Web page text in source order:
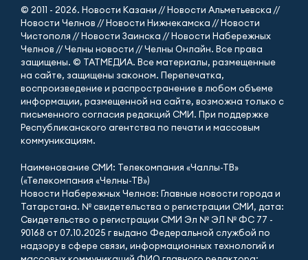
© 2011 - 2026. Новости Казани // Новости Альметьевска //
Новости Челнов // Новости Нижнекамска // Новости
Чистополя // Новости Заинска // Новости Набережных
Челнов // Челны новости // Челны Онлайн. Все права
защищены. © ТАТМЕДИА. Все материалы, размещенные
на сайте, защищены законом. Перепечатка,
воспроизведение и распространение в любом объеме
информации, размещенной на сайте, возможна только с
письменного согласия редакций СМИ. При поддержке
Республиканского агентства по печати и массовым
коммуникациям.
Наименование СМИ: Телекомпания «Чаллы-ТВ»
(«Телекомпания «Челны-ТВ»)
Новости Набережных Челнов: Главные новости города и
Татарстана. № свидетельства о регистрации СМИ, дата:
Свидетельство о регистрации СМИ Эл № ЭЛ № ФС 77 -
90168 от 07.10.2025 г выдано Федеральной службой по
надзору в сфере связи, информационных технологий и